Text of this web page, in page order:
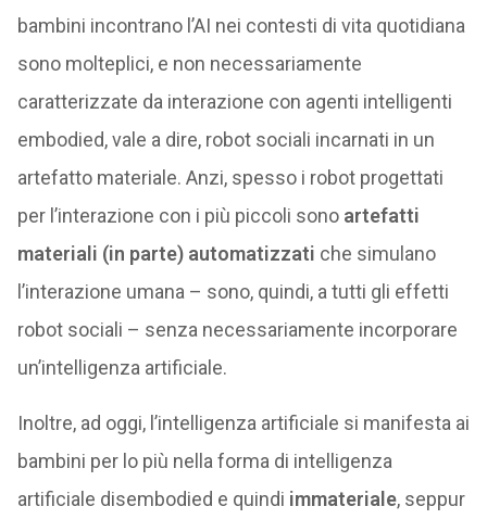
bambini incontrano l’AI nei contesti di vita quotidiana
sono molteplici, e non necessariamente
caratterizzate da interazione con agenti intelligenti
embodied, vale a dire, robot sociali incarnati in un
artefatto materiale. Anzi, spesso i robot progettati
per l’interazione con i più piccoli sono artefatti
materiali (in parte) automatizzati che simulano
l’interazione umana – sono, quindi, a tutti gli effetti
robot sociali – senza necessariamente incorporare
un’intelligenza artificiale.
Inoltre, ad oggi, l’intelligenza artificiale si manifesta ai
bambini per lo più nella forma di intelligenza
artificiale disembodied e quindi immateriale, seppur